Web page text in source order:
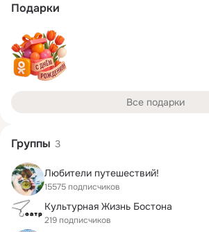
Подарки
Все подарки
Группы 3
Любители путешествий!
15575 подписчиков
Культурная Жизнь Бостона
219 подписчиков